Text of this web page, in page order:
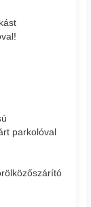
parkolóval